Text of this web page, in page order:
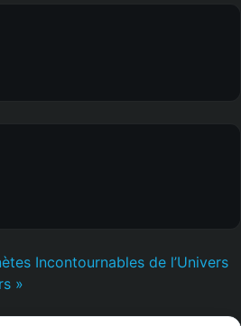
Incontournables de l’Univers
»